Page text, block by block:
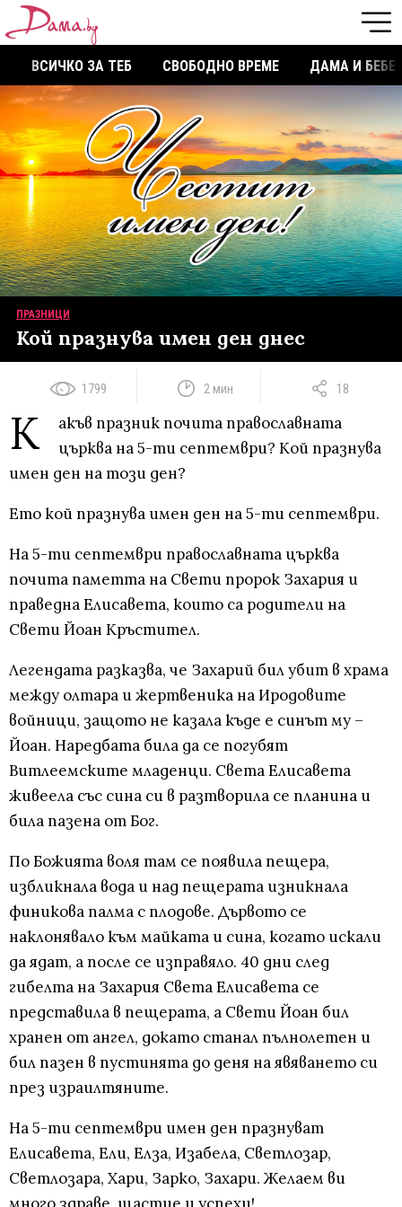
ВСИЧКО ЗА ТЕБ СВОБОДНО ВРЕМЕ ДАМА И БЕБЕ
ПРАЗНИЦИ
Кой празнува имен ден днес
1799 2 мин 18
К
акъв празник почита православната
църква на 5-ти септември? Кой празнува
имен ден на този ден?
Ето кой празнува имен ден на 5-ти септември.
На 5-ти септември православната църква
почита паметта на Свети пророк Захария и
праведна Елисавета, които са родители на
Свети Йоан Кръстител.
Легендата разказва, че Захарий бил убит в храма
между олтара и жертвеника на Иродовите
войници, защото не казала къде е синът му –
Йоан. Наредбата била да се погубят
Витлеемските младенци. Света Елисавета
живеела със сина си в разтворила се планина и
била пазена от Бог.
По Божията воля там се появила пещера,
избликнала вода и над пещерата изникнала
финикова палма с плодове. Дървото се
наклонявало към майката и сина, когато искали
да ядат, а после се изправяло. 40 дни след
гибелта на Захария Света Елисавета се
представила в пещерата, а Свети Йоан бил
хранен от ангел, докато станал пълнолетен и
бил пазен в пустинята до деня на явяването си
през израилтяните.
На 5-ти септември имен ден празнуват
Елисавета, Ели, Елза, Изабела, Светлозар,
Светлозара, Хари, Зарко, Захари. Желаем ви